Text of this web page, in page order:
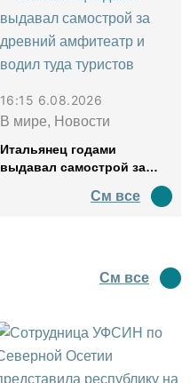
16:15 6.08.2026
В мире, Новости
Итальянец годами
выдавал самострой за
водил туда туристов
См все
См все